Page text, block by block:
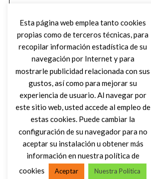
Esta página web emplea tanto cookies
propias como de terceros técnicas, para
recopilar información estadística de su
navegación por Internet y para
mostrarle publicidad relacionada con sus
gustos, así como para mejorar su
experiencia de usuario. Al navegar por
este sitio web, usted accede al empleo de
estas cookies. Puede cambiar la
configuración de su navegador para no
aceptar su instalación u obtener más
información en nuestra política de
cookies
Aceptar Nuestra Política